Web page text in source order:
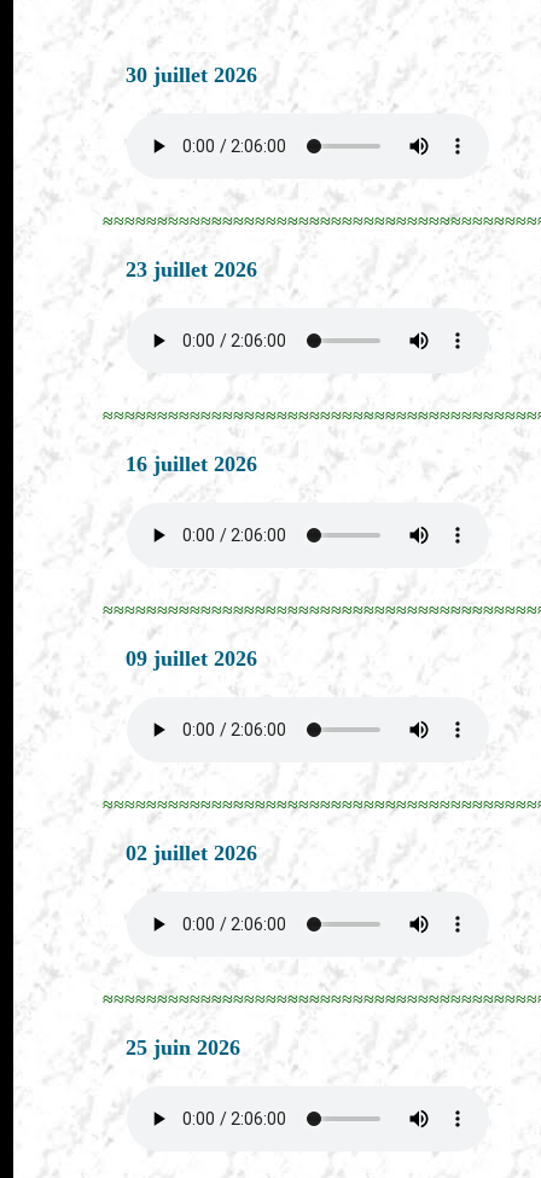
30 juillet 2026
23 juillet 2026
16 juillet 2026
09 juillet 2026
02 juillet 2026
25 juin 2026